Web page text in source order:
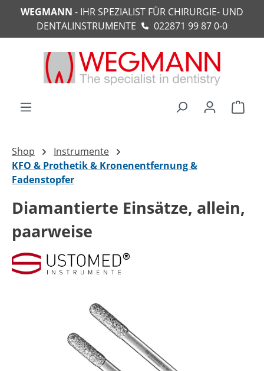
springen
WEGMANN - IHR SPEZIALIST FÜR CHIRURGIE- UND
DENTALINSTRUMENTE
022871 99 87 0-0
Shop
Instrumente
KFO & Prothetik & Kronenentfernung &
Fadenstopfer
Diamantierte Einsätze, allein,
paarweise
Bildergalerie überspringen